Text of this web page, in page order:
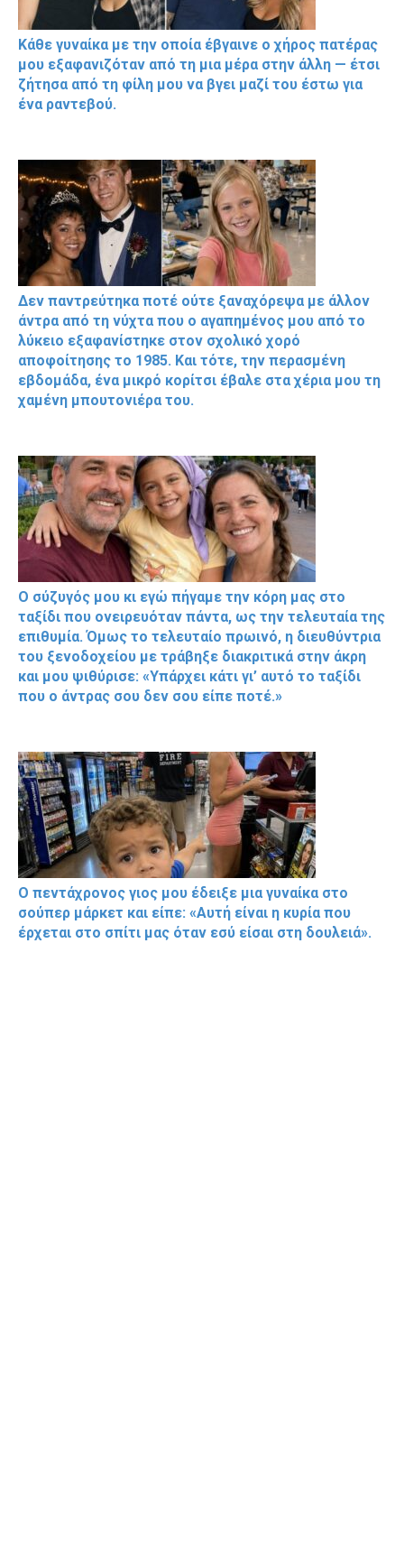
Κάθε γυναίκα με την οποία έβγαινε ο χήρος πατέρας
μου εξαφανιζόταν από τη μια μέρα στην άλλη — έτσι
ζήτησα από τη φίλη μου να βγει μαζί του έστω για
ένα ραντεβού.
Δεν παντρεύτηκα ποτέ ούτε ξαναχόρεψα με άλλον
άντρα από τη νύχτα που ο αγαπημένος μου από το
λύκειο εξαφανίστηκε στον σχολικό χορό
αποφοίτησης το 1985. Και τότε, την περασμένη
εβδομάδα, ένα μικρό κορίτσι έβαλε στα χέρια μου τη
χαμένη μπουτονιέρα του.
Ο σύζυγός μου κι εγώ πήγαμε την κόρη μας στο
ταξίδι που ονειρευόταν πάντα, ως την τελευταία της
επιθυμία. Όμως το τελευταίο πρωινό, η διευθύντρια
του ξενοδοχείου με τράβηξε διακριτικά στην άκρη
και μου ψιθύρισε: «Υπάρχει κάτι γι’ αυτό το ταξίδι
που ο άντρας σου δεν σου είπε ποτέ.»
Ο πεντάχρονος γιος μου έδειξε μια γυναίκα στο
σούπερ μάρκετ και είπε: «Αυτή είναι η κυρία που
έρχεται στο σπίτι μας όταν εσύ είσαι στη δουλειά».